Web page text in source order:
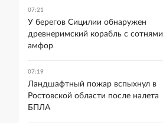
07:21
У берегов Сицилии обнаружен
древнеримский корабль с сотнями
амфор
07:19
Ландшафтный пожар вспыхнул в
Ростовской области после налета
БПЛА